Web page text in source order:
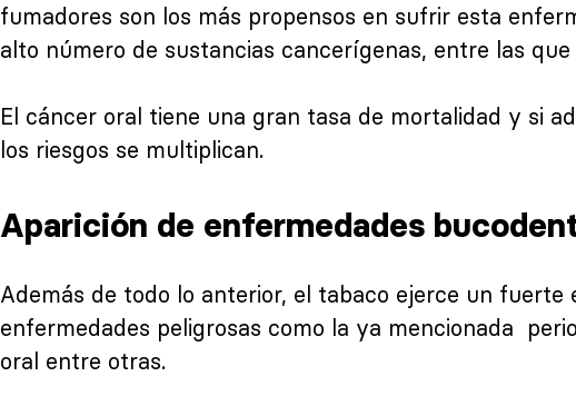
fumadores son los más propensos en sufrir esta
alto número de sustancias cancerígenas, entre las
El cáncer oral tiene una gran tasa de mortalidad y si
los riesgos se multiplican.
Aparición de enfermedades
Además de todo lo anterior, el tabaco ejerce un fuerte
enfermedades peligrosas como la ya mencionada
oral entre otras.